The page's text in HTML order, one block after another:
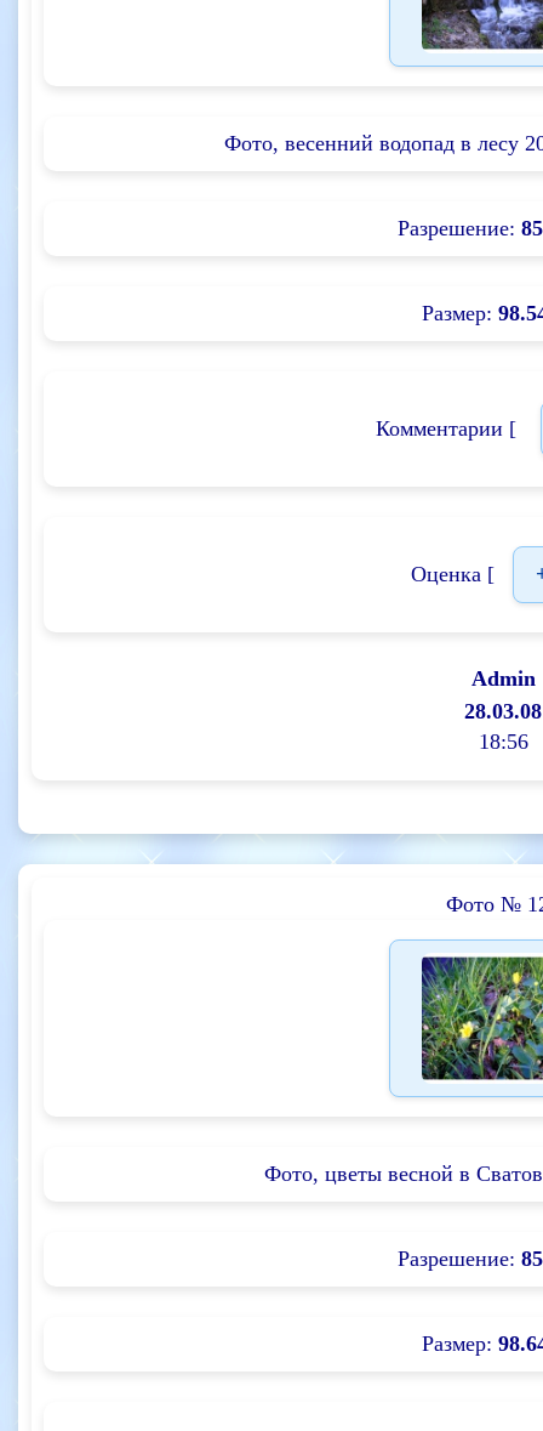
Фото, весенний водопад в лесу
Разрешение:
Размер:
Комментарии [
Оценка [
Admin
28.03.08
18:56
Фото №
Фото, цветы весной в
Разрешение:
Размер: